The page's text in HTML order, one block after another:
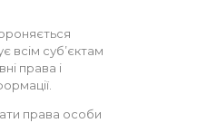
всім суб’єктам
права і
права особи